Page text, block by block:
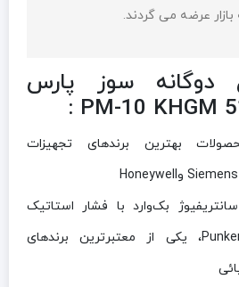
دوگانه سوز پارس
بهترین برندهای تجهیزات
Siemens وHoneywell
بک‌وارد با فشار استاتیک
، یکی از معتبرترین برندهای